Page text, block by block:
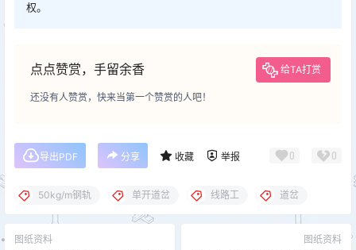
权。
点点赞赏，手留余香 给TA打赏
还没有人赞赏，快来当第一个赞赏的人吧！
导出PDF 分享 收藏 举报 0 0
50kg/m钢轨 单开道岔 线路工 道岔
图纸资料 图纸资料